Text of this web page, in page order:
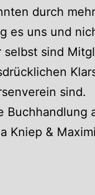
durch
es uns und
selbst sind
sind.
Buchhandlung
Kniep &